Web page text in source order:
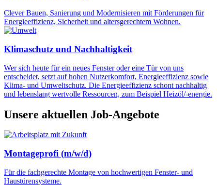
Clever Bauen, Sanierung und Modernisieren mit Förderungen für
Energieeffizienz, Sicherheit und altersgerechtem Wohnen.
Klimaschutz und Nachhaltigkeit
Wer sich heute für ein neues Fenster oder eine Tür von uns
entscheidet, setzt auf hohen Nutzerkomfort, Energieeffizienz sowie
Klima- und Umweltschutz. Die Energieeffizienz schont nachhaltig
und lebenslang wertvolle Ressourcen, zum Beispiel Heizöl/-energie.
Unsere aktuellen Job-Angebote
Montageprofi (m/w/d)
Für die fachgerechte Montage von hochwertigen Fenster- und
Haustürensysteme.